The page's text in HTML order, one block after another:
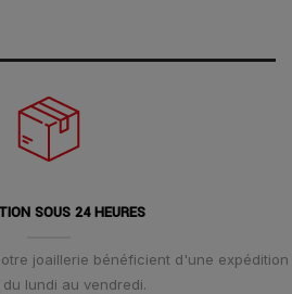
SOUS 24 HEURES
joaillerie bénéficient d'une expédition
lundi au vendredi.